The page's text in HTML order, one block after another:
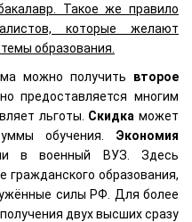
Такое же правило
которые желают
образования.
можно получить второе
предоставляется многим
льготы. Скидка может
обучения. Экономия
в военный ВУЗ. Здесь
гражданского образования,
силы РФ. Для более
двух высших сразу